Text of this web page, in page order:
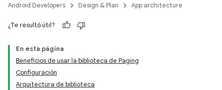
Android Developers Design & Plan App architecture
¿Te resultó útil?
En esta página
Beneficios de usar la biblioteca de Paging
Configuración
Arquitectura de biblioteca